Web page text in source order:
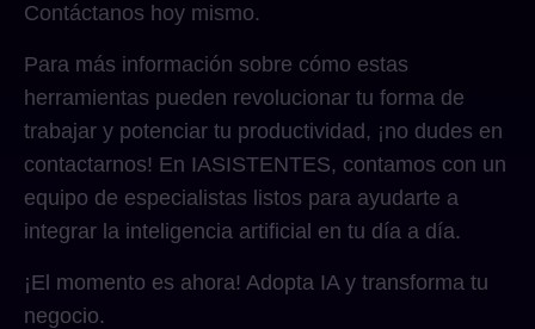
Contáctanos hoy mismo.
Para más información sobre cómo estas
herramientas pueden revolucionar tu forma de
trabajar y potenciar tu productividad, ¡no dudes en
contactarnos! En IASISTENTES, contamos con un
equipo de especialistas listos para ayudarte a
integrar la inteligencia artificial en tu día a día.
¡El momento es ahora! Adopta IA y transforma tu
negocio.